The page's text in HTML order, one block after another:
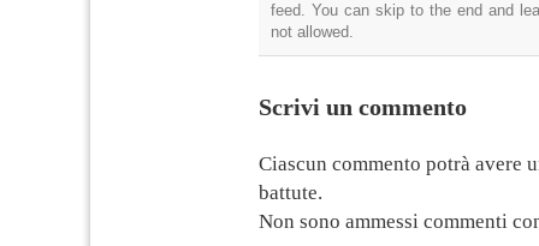
feed. You can skip to the end and
not allowed.
Scrivi un commento
Ciascun commento potrà avere
battute.
Non sono ammessi commenti